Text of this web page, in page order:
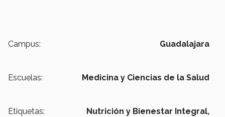
Campus: Guadalajara
Escuelas: Medicina y Ciencias de la Salud
Etiquetas:
Nutrición y Bienestar Integral,